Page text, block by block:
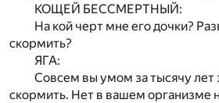
КОЩЕЙ БЕССМЕРТНЫЙ:
На кой черт мне его дочки?
скормить?
ЯГА:
Совсем вы умом за тысячу лет
скормить. Нет в вашем организме